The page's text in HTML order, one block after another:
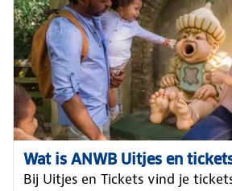
Wat is ANWB Uitjes en
Bij Uitjes en Tickets vind je